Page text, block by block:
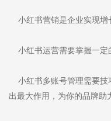
小红书营销是企业实现增
小红书运营需要掌握一定
小红书多账号管理需要技
出最大作用，为你的品牌助